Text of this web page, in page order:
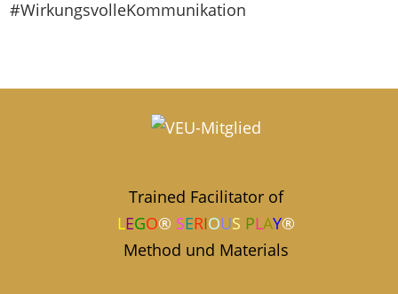
#WirkungsvolleKommunikation
Trained Facilitator of
LEGO® SERIOUS PLAY®
Method und Materials